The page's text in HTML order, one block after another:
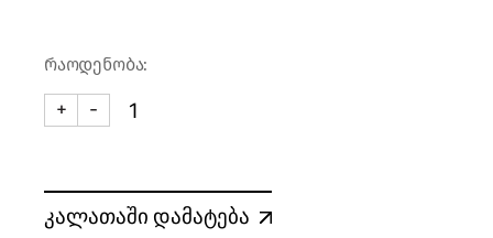
რაოდენობა:
ბოთლის ვაკუუმ საცობი (2 ცალი) quantity
-
+
კალათაში დამატება